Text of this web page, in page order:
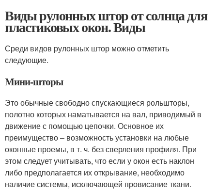
Виды рулонных штор от солнца для
пластиковых окон. Виды
Среди видов рулонных штор можно отметить
следующие.
Мини-шторы
Это обычные свободно спускающиеся рольшторы,
полотно которых наматывается на вал, приводимый в
движение с помощью цепочки. Основное их
преимущество – возможность установки на любые
оконные проемы, в т. ч. без сверления профиля. При
этом следует учитывать, что если у окон есть наклон
либо предполагается их открывание, необходимо
наличие системы, исключающей провисание ткани.